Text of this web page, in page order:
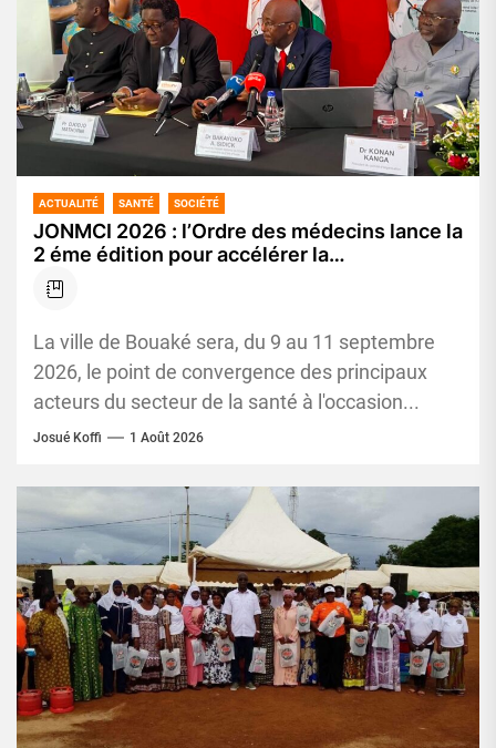
ACTUALITÉ SANTÉ SOCIÉTÉ
JONMCI 2026 : l’Ordre des médecins lance la
2 éme édition pour accélérer la
transformation du système de santé ivoirien,
du 9 au 11 septembre à Bouaké
La ville de Bouaké sera, du 9 au 11 septembre
2026, le point de convergence des principaux
acteurs du secteur de la santé à l'occasion...
Josué Koffi 1 Août 2026